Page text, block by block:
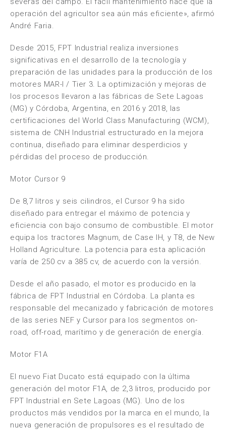
operación del agricultor sea aún más eficiente», afirmó
André Faria.
Desde 2015, FPT Industrial realiza inversiones
significativas en el desarrollo de la tecnología y
preparación de las unidades para la producción de los
motores MAR-I / Tier 3. La optimización y mejoras de
los procesos llevaron a las fábricas de Sete Lagoas
(MG) y Córdoba, Argentina, en 2016 y 2018, las
certificaciones del World Class Manufacturing (WCM),
sistema de CNH Industrial estructurado en la mejora
continua, diseñado para eliminar desperdicios y
pérdidas del proceso de producción.
Motor Cursor 9
De 8,7 litros y seis cilindros, el Cursor 9 ha sido
diseñado para entregar el máximo de potencia y
eficiencia con bajo consumo de combustible. El motor
equipa los tractores Magnum, de Case IH, y T8, de New
Holland Agriculture. La potencia para esta aplicación
varía de 250 cv a 385 cv, de acuerdo con la versión.
Desde el año pasado, el motor es producido en la
fábrica de FPT Industrial en Córdoba. La planta es
responsable del mecanizado y fabricación de motores
de las series NEF y Cursor para los segmentos on-
road, off-road, marítimo y de generación de energía.
Motor F1A
El nuevo Fiat Ducato está equipado con la última
generación del motor F1A, de 2,3 litros, producido por
FPT Industrial en Sete Lagoas (MG). Uno de los
productos más vendidos por la marca en el mundo, la
nueva generación de propulsores es el resultado de